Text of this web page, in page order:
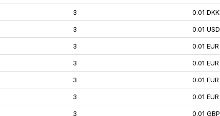
3 0.01 DKK
3 0.01 USD
3 0.01 EUR
3 0.01 EUR
3 0.01 EUR
3 0.01 EUR
3 0.01 GBP